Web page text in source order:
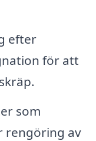
efter
för att
som
rengöring av